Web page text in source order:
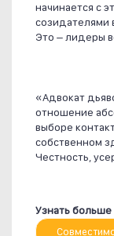
начинается с
созидателями
Это – лидеры
«Адвокат
отношение
выборе
собственном
Честность,
Узнать